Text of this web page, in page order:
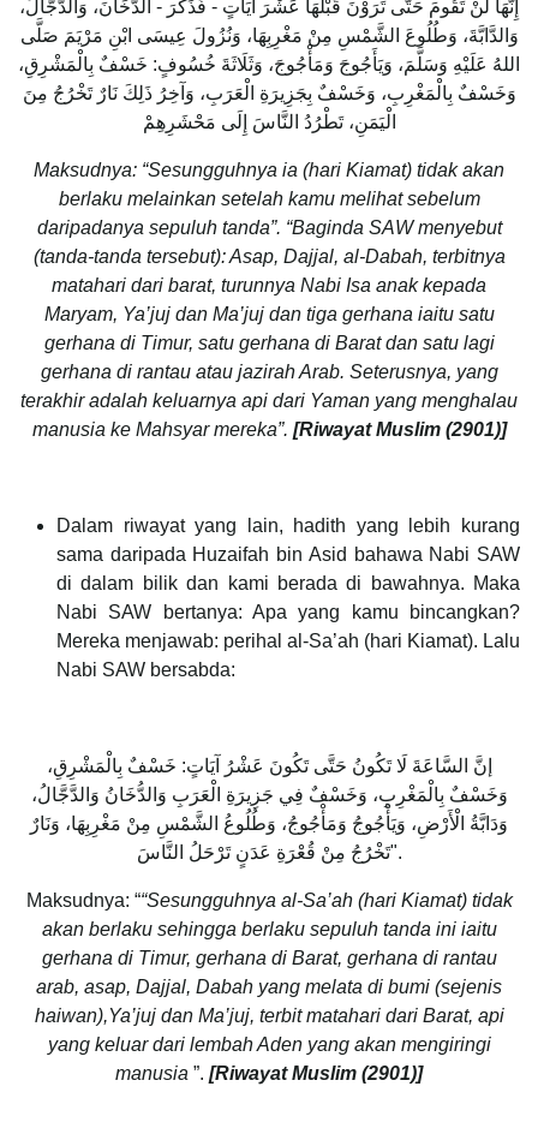
إِنَّهَا لَنْ تَقُومَ حَتَّى تَرَوْنَ قَبْلَهَا عَشْرَ آيَاتٍ - فَذَكَرَ - الدُّخَانَ، وَالدَّجَّالَ،
وَالدَّابَّةَ، وَطُلُوعَ الشَّمْسِ مِنْ مَغْرِبِهَا، وَنُزُولَ عِيسَى ابْنِ مَرْيَمَ صَلَّى
اللهُ عَلَيْهِ وَسَلَّمَ، وَيَأَجُوجَ وَمَأْجُوجَ، وَثَلَاثَةَ خُسُوفٍ: خَسْفٌ بِالْمَشْرِقِ،
وَخَسْفٌ بِالْمَغْرِبِ، وَخَسْفٌ بِجَزِيرَةِ الْعَرَبِ، وَآخِرُ ذَلِكَ نَارٌ تَخْرُجُ مِنَ
الْيَمَنِ، تَطْرُدُ النَّاسَ إِلَى مَحْشَرِهِمْ
Maksudnya: “Sesungguhnya ia (hari Kiamat) tidak akan
berlaku melainkan setelah kamu melihat sebelum
daripadanya sepuluh tanda”. “Baginda SAW menyebut
(tanda-tanda tersebut): Asap, Dajjal, al-Dabah, terbitnya
matahari dari barat, turunnya Nabi Isa anak kepada
Maryam, Ya’juj dan Ma’juj dan tiga gerhana iaitu satu
gerhana di Timur, satu gerhana di Barat dan satu lagi
gerhana di rantau atau jazirah Arab. Seterusnya, yang
terakhir adalah keluarnya api dari Yaman yang menghalau
manusia ke Mahsyar mereka”. [Riwayat Muslim (2901)]
Dalam riwayat yang lain, hadith yang lebih kurang
sama daripada Huzaifah bin Asid bahawa Nabi SAW
di dalam bilik dan kami berada di bawahnya. Maka
Nabi SAW bertanya: Apa yang kamu bincangkan?
Mereka menjawab: perihal al-Sa’ah (hari Kiamat). Lalu
Nabi SAW bersabda:
إنَّ السَّاعَةَ لَا تَكُونُ حَتَّى تَكُونَ عَشْرُ آيَاتٍ: خَسْفٌ بِالْمَشْرِقِ،
وَخَسْفٌ بِالْمَغْرِبِ، وَخَسْفٌ فِي جَزِيرَةِ الْعَرَبِ وَالدُّخَانُ وَالدَّجَّالُ،
وَدَابَّةُ الْأَرْضِ، وَيَأْجُوجُ وَمَأْجُوجُ، وَطُلُوعُ الشَّمْسِ مِنْ مَغْرِبِهَا، وَنَارٌ
تَخْرُجُ مِنْ قُعْرَةِ عَدَنٍ تَرْحَلُ النَّاسَ".
Maksudnya: ““Sesungguhnya al-Sa’ah (hari Kiamat) tidak
akan berlaku sehingga berlaku sepuluh tanda ini iaitu
gerhana di Timur, gerhana di Barat, gerhana di rantau
arab, asap, Dajjal, Dabah yang melata di bumi (sejenis
haiwan),Ya’juj dan Ma’juj, terbit matahari dari Barat, api
yang keluar dari lembah Aden yang akan mengiringi
manusia ”. [Riwayat Muslim (2901)]